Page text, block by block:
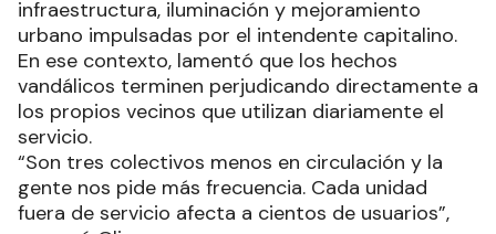
infraestructura, iluminación y mejoramiento
urbano impulsadas por el intendente capitalino.
En ese contexto, lamentó que los hechos
vandálicos terminen perjudicando directamente a
los propios vecinos que utilizan diariamente el
servicio.
“Son tres colectivos menos en circulación y la
gente nos pide más frecuencia. Cada unidad
fuera de servicio afecta a cientos de usuarios”,